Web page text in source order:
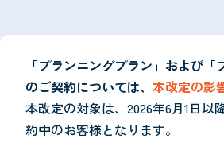
「プランニングプラン」および
のご契約については、 本改定の影
本改定の対象は、2026年6月1日
約中のお客様となります。